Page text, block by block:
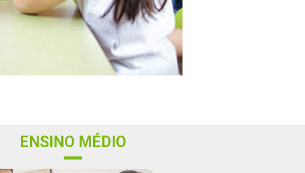
ENSINO MÉDIO